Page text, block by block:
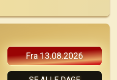
Fra 13.08.2026